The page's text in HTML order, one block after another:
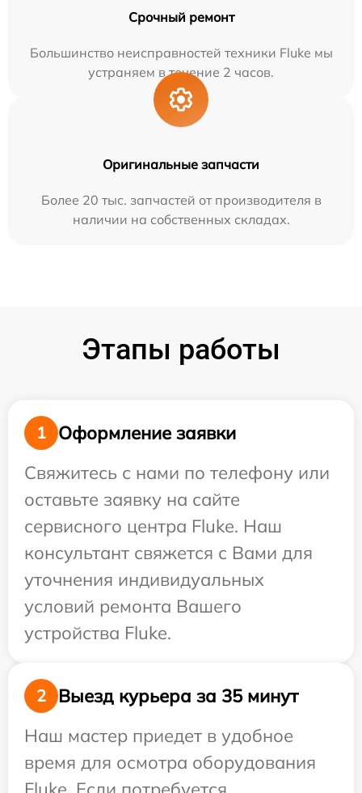
Срочный ремонт
Большинство неисправностей техники Fluke мы
устраняем в течение 2 часов.
Оригинальные запчасти
Более 20 тыс. запчастей от производителя в
наличии на собственных складах.
Этапы работы
1
Оформление заявки
Свяжитесь с нами по телефону или
оставьте заявку на сайте
сервисного центра Fluke. Наш
консультант свяжется с Вами для
уточнения индивидуальных
условий ремонта Вашего
устройства Fluke.
2
Выезд курьера за 35 минут
Наш мастер приедет в удобное
время для осмотра оборудования